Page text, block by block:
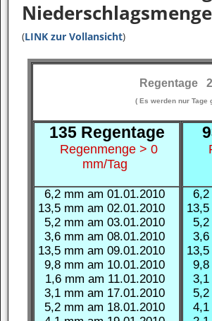
(LINK zur Vollansicht)